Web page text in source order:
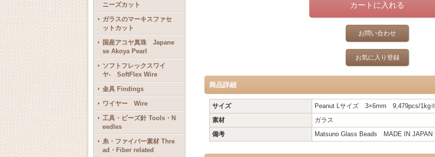
ニーズカット
ガラスのマーキスファセ
ットカット
国産アコヤ真珠 Japane
se Akoya Pearl
ソフトフレックスワイ
ヤ- SoftFlex Wire
金具 Findings
ワイヤー Wire
工具・ビーズ針 Tools・N
eedles
糸・ファイバー素材 Thre
ad・Fiber related
お問い合わせ
お気に入り登録
商品詳細
サイズ
Peanut Lサイズ 3×6mm 9,479pcs/
素材
ガラス
備考
Matsuno Glass Beads MADE IN JAPAN